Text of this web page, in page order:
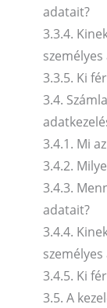
adatait?
3.3.4.
3.3.5. Ki
3.4.
3.4.1. Mi
3.4.2.
3.4.3.
adatait?
3.4.4.
3.4.5. Ki
3.5. A